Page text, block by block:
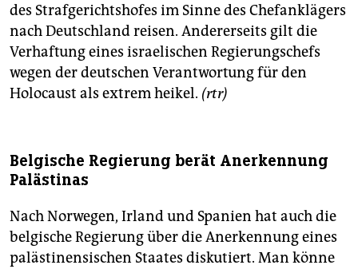
des Strafgerichtshofes im Sinne des Chefanklägers
nach Deutschland reisen. Andererseits gilt die
Verhaftung eines israelischen Regierungschefs
wegen der deutschen Verantwortung für den
Holocaust als extrem heikel. (rtr)
Belgische Regierung berät Anerkennung
Palästinas
Nach Norwegen, Irland und Spanien hat auch die
belgische Regierung über die Anerkennung eines
palästinensischen Staates diskutiert. Man könne